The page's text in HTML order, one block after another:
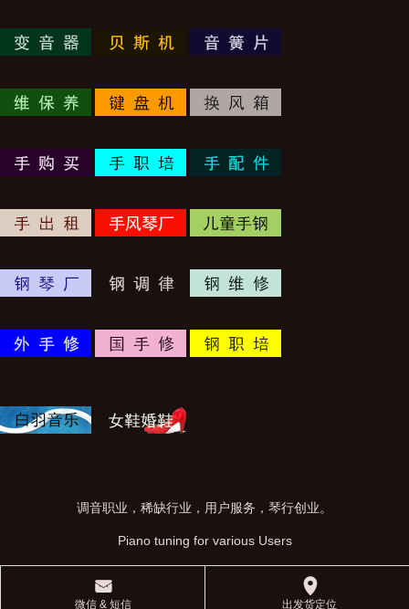
调音职业，稀缺行业，用户服务，琴行创业。
Piano tuning for various Users
󰄸
微信 & 短信
󰅊
出发货定位